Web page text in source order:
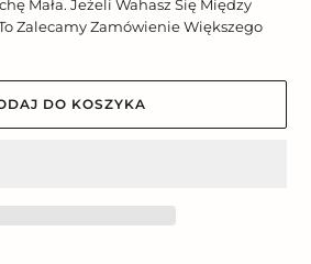
Mała. Jeżeli Wahasz Się Między
Zalecamy Zamówienie Większego
DO KOSZYKA